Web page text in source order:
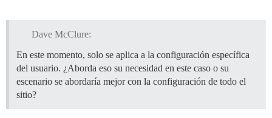
Dave McClure:
En este momento, solo se aplica a la configuración específica
del usuario. ¿Aborda eso su necesidad en este caso o su
escenario se abordaría mejor con la configuración de todo el
sitio?